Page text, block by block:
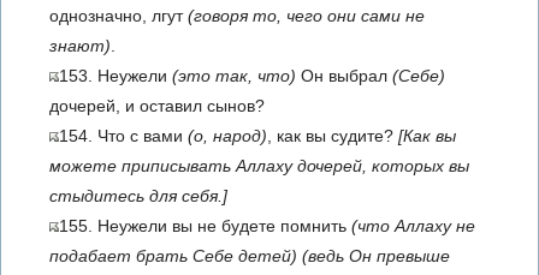
однозначно, лгут(говоря то, чего они сами не
знают)
153. Неужели (это так, что) Он выбрал (Себе)
дочерей, и оставил сынов?
154. Что с вами (о, народ) , как вы судите? [Как вы
можете приписывать Аллаху дочерей, которых вы
стыдитесь для себя.]
155. Неужели вы не будете помнить (что Аллаху не
подабает брать Себе детей) (ведь Он превыше